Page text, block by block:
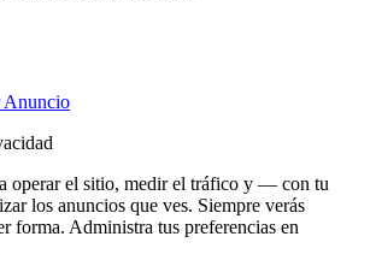
Anuncio
operar el sitio, medir el tráfico y — con tu
los anuncios que ves. Siempre verás
forma. Administra tus preferencias en